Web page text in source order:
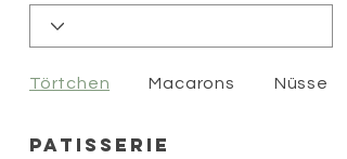
Patisserie
Törtchen Macarons Nüsse &